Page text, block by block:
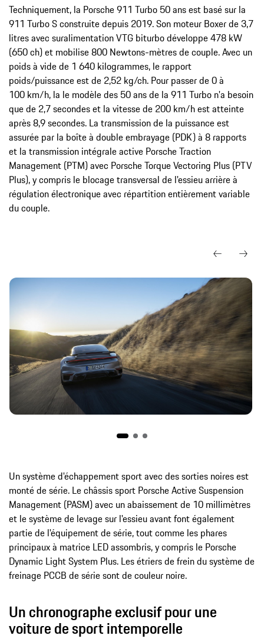
Techniquement, la Porsche 911 Turbo 50 ans est basé sur la
911 Turbo S construite depuis 2019. Son moteur Boxer de 3,7
litres avec suralimentation VTG biturbo développe 478 kW
(650 ch) et mobilise 800 Newtons-mètres de couple. Avec un
poids à vide de 1 640 kilogrammes, le rapport
poids/puissance est de 2,52 kg/ch. Pour passer de 0 à
100 km/h, la le modèle des 50 ans de la 911 Turbo n'a besoin
que de 2,7 secondes et la vitesse de 200 km/h est atteinte
après 8,9 secondes. La transmission de la puissance est
assurée par la boîte à double embrayage (PDK) à 8 rapports
et la transmission intégrale active Porsche Traction
Management (PTM) avec Porsche Torque Vectoring Plus (PTV
Plus), y compris le blocage transversal de l'essieu arrière à
régulation électronique avec répartition entièrement variable
du couple.
Un système d'échappement sport avec des sorties noires est
monté de série. Le châssis sport Porsche Active Suspension
Management (PASM) avec un abaissement de 10 millimètres
et le système de levage sur l'essieu avant font également
partie de l'équipement de série, tout comme les phares
principaux à matrice LED assombris, y compris le Porsche
Dynamic Light System Plus. Les étriers de frein du système de
freinage PCCB de série sont de couleur noire.
Un chronographe exclusif pour une
voiture de sport intemporelle